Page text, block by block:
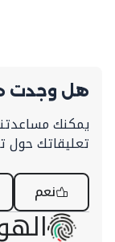
هل وجدت
يمكنك
تعليقاتك حول
نعم